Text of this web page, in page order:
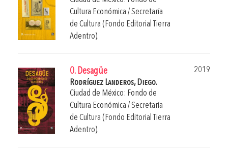
Cultura Económica / Secretaría
de Cultura (Fondo Editorial Tierra
Adentro).
0. Desagüe
2019
Rodríguez Landeros, Diego.
Ciudad de México: Fondo de
Cultura Económica / Secretaría
de Cultura (Fondo Editorial Tierra
Adentro).